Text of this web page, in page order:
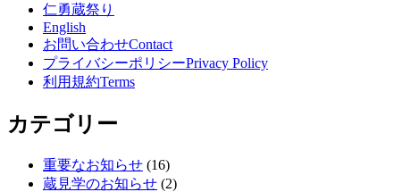
仁勇蔵祭り
English
お問い合わせContact
プライバシーポリシーPrivacy Policy
利用規約Terms
カテゴリー
重要なお知らせ (16)
蔵見学のお知らせ (2)